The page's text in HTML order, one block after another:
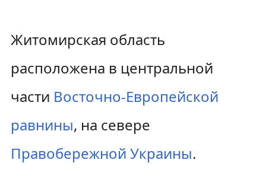
Житомирская область
расположена в центральной
части Восточно-Европейской
равнины, на севере
Правобережной Украины.